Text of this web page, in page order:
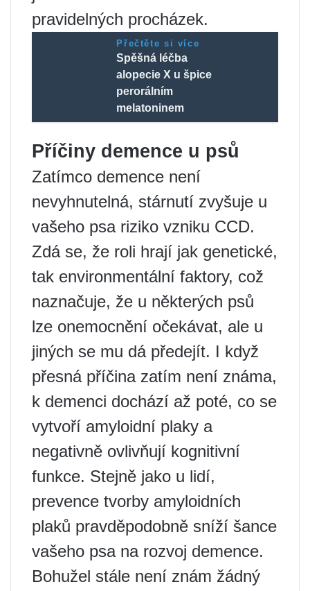
pravidelných procházek.
Přečtěte si více
Spěšná léčba
alopecie X u špice
perorálním
melatoninem
Příčiny demence u psů
Zatímco demence není
nevyhnutelná, stárnutí zvyšuje u
vašeho psa riziko vzniku CCD.
Zdá se, že roli hrají jak genetické,
tak environmentální faktory, což
naznačuje, že u některých psů
lze onemocnění očekávat, ale u
jiných se mu dá předejít. I když
přesná příčina zatím není známa,
k demenci dochází až poté, co se
vytvoří amyloidní plaky a
negativně ovlivňují kognitivní
funkce. Stejně jako u lidí,
prevence tvorby amyloidních
plaků pravděpodobně sníží šance
vašeho psa na rozvoj demence.
Bohužel stále není znám žádný